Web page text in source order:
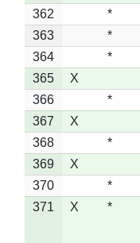
362
*
363
*
364
*
365
X
366
*
367
X
368
*
369
X
370
*
371
X *